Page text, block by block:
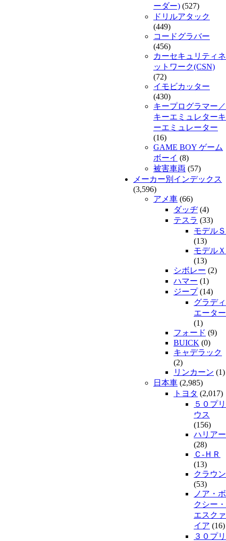
ーダー) (527)
ドリルアタック
(449)
コードグラバー
(456)
カーセキュリティネ
ットワーク(CSN)
(72)
イモビカッター
(430)
キープログラマー／
キーエミュレターキ
ーエミュレーター
(16)
GAME BOY ゲーム
ボーイ (8)
被害車両 (57)
メーカー別インデックス
(3,596)
アメ車 (66)
ダッヂ(4)
テスラ (33)
モデルＳ
(13)
モデルＸ
(13)
シボレー (2)
ハマー (1)
ジープ(14)
グラディ
エーター
(1)
フォード (9)
BUICK (0)
キャデラック
(2)
リンカーン (1)
日本車 (2,985)
トヨタ (2,017)
５０プリ
ウス
(156)
ハリアー
(28)
Ｃ-ＨＲ
(13)
クラウン
(53)
ノア・ボ
クシー・
エスクァ
イア (16)
３０プリ